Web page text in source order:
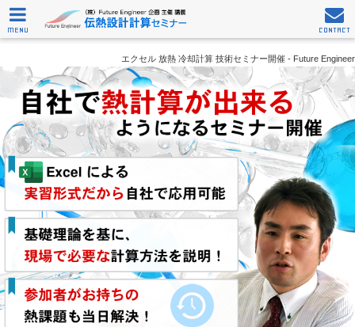
エクセル 放熱 冷却計算 技術セミナー開催 - Future Engineer
MENU CONTACT